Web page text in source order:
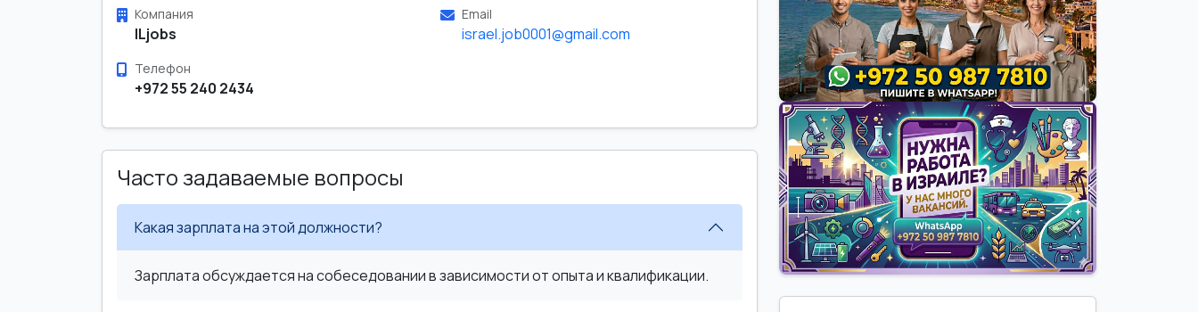
Компания
ILjobs
Email
israel.job0001@gmail.com
Телефон
+972 55 240 2434
Часто задаваемые вопросы
Какая зарплата на этой должности?
Зарплата обсуждается на собеседовании в зависимости от опыта и квалификации.